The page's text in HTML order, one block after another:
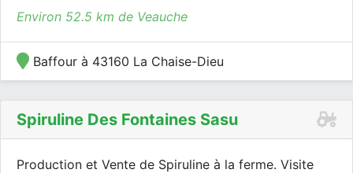
Environ 52.5 km de Veauche
Baffour à 43160 La Chaise-Dieu
Spiruline Des Fontaines Sasu
Production et Vente de Spiruline à la ferme. Visite